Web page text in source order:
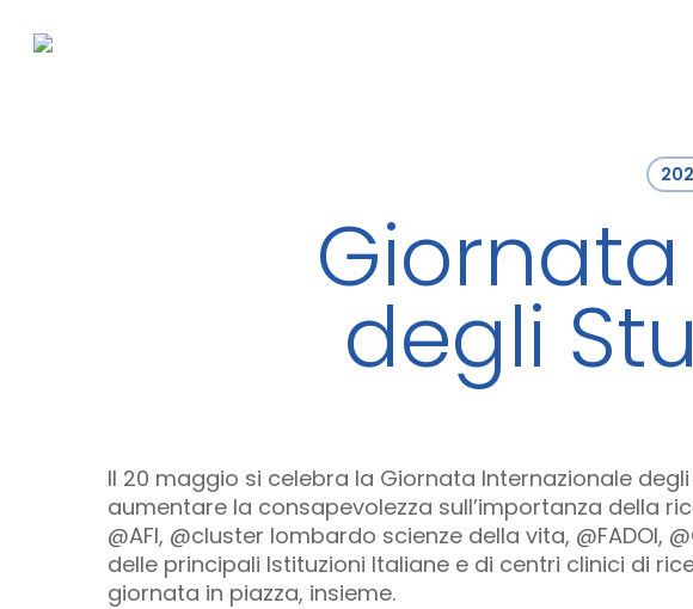
degli
Il 20 maggio si celebra la Giornata Internazionale
aumentare la consapevolezza sull’importanza della
@AFI, @cluster lombardo scienze della vita, @FADOI,
delle principali Istituzioni Italiane e di centri clinici di
giornata in piazza, insieme.